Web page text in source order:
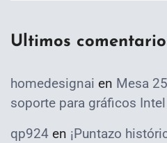
Ultimos
homedesignai en Mesa
soporte para gráficos
qp924 en ¡Puntazo